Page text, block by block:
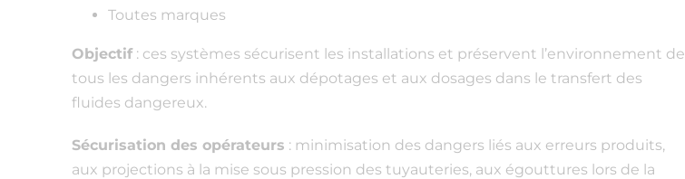
Toutes marques
Objectif: ces systèmes sécurisent les installations et préservent l’environnement de
tous les dangers inhérents aux dépotages et aux dosages dans le transfert des
fluides dangereux.
Sécurisation des opérateurs : minimisation des dangers liés aux erreurs produits,
aux projections à la mise sous pression des tuyauteries, aux égouttures lors de la